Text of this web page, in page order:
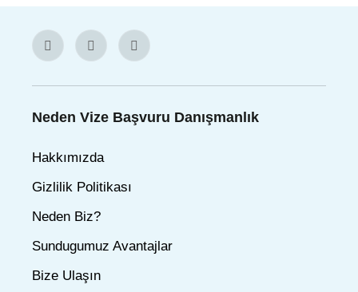
Neden Vize Başvuru Danışmanlık
Hakkımızda
Gizlilik Politikası
Neden Biz?
Sundugumuz Avantajlar
Bize Ulaşın